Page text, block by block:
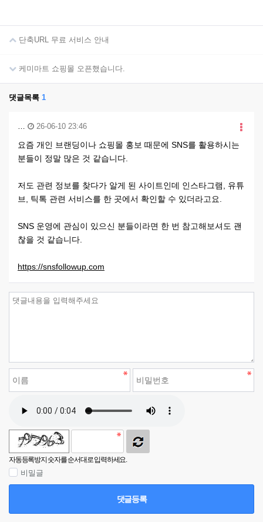
단축URL 무료 서비스 안내
케미마트 쇼핑몰 오픈했습니다.
댓글목록 1
… 26-06-10 23:46
요즘 개인 브랜딩이나 쇼핑몰 홍보 때문에 SNS를 활용하시는
분들이 정말 많은 것 같습니다.
저도 관련 정보를 찾다가 알게 된 사이트인데 인스타그램, 유튜
브, 틱톡 관련 서비스를 한 곳에서 확인할 수 있더라고요.
SNS 운영에 관심이 있으신 분들이라면 한 번 참고해보셔도 괜
찮을 것 같습니다.
https://snsfollowup.com
자동등록방지 숫자를 순서대로 입력하세요.
비밀글
댓글등록